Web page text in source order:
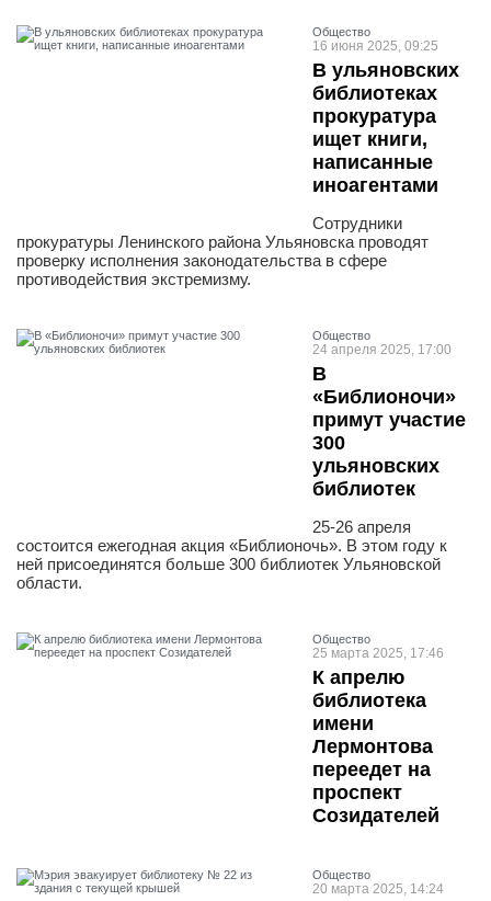
Общество
16 июня 2025, 09:25
В ульяновских
библиотеках
прокуратура
ищет книги,
написанные
иноагентами
Сотрудники
прокуратуры Ленинского района Ульяновска проводят
проверку исполнения законодательства в сфере
противодействия экстремизму.
Общество
24 апреля 2025, 17:00
В
«Библионочи»
примут участие
300
ульяновских
библиотек
25-26 апреля
состоится ежегодная акция «Библионочь». В этом году к
ней присоединятся больше 300 библиотек Ульяновской
области.
Общество
25 марта 2025, 17:46
К апрелю
библиотека
имени
Лермонтова
переедет на
проспект
Созидателей
Общество
20 марта 2025, 14:24